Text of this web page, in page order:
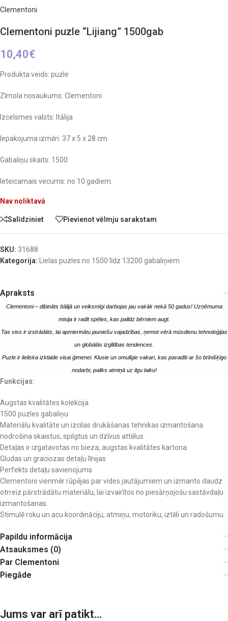
Clementoni
Clementoni puzle “Lijiang” 1500gab
10,40€
Produkta veids: puzle
Zīmola nosaukums: Clementoni
Izcelsmes valsts: Itālija
Iepakojuma izmēri: 37 x 5 x 28 cm
Gabaliņu skaits: 1500
Ieteicamais vecums: no 10 gadiem.
Nav noliktavā
Salīdziniet Pievienot vēlmju sarakstam
SKU: 31688
Kategorija:
Lielas puzles no 1500 līdz 13200 gabaliņiem
Apraksts
Clementoni – dibināts Itālijā un veiksmīgi darbojas jau vairāk nekā 50 gadus! Uzņēmuma
misija ir radīt spēles, kas palīdz bērniem augt.
Tas viss ir izstrādāts, lai apmierinātu jauniešu vajadzības, ņemot vērā mūsdienu tehnoloģijas
un globālās izglītības tendences.
Puzle ir lieliska izklaide visai ģimenei. Klusie un omulīgie vakari, kas pavadīti ar šo brīnišķīgo
nodarbi, paliks atmiņā uz ilgu laiku!
Funkcijas:
Augstas kvalitātes kolekcija
1500 puzles gabaliņu
Materiālu kvalitāte un izcilas drukāšanas tehnikas izmantošana
nodrošina skaistus, spilgtus un dzīvus attēlus.
Detaļas ir izgatavotas no bieza, augstas kvalitātes kartona.
Gludas un graciozas detaļu līnijas
Perfekts detaļu savienojums
Clementoni vienmēr rūpējas par vides jautājumiem un izmanto daudz
otrreiz pārstrādātu materiālu, lai izvairītos no piesārņojošu sastāvdaļu
izmantošanas.
Stimulē roku un acu koordināciju, atmiņu, motoriku, iztēli un radošumu.
Papildu informācija
Atsauksmes (0)
Par Clementoni
Piegāde
Jums var arī patikt...